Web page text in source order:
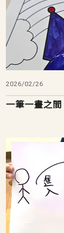
2026/02/26
一筆一畫之